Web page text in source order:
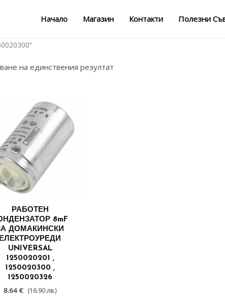
Начало Магазин Контакти Полезни
на единствения резултат
РАБОТЕН
8mF
ДОМАКИНСКИ
ЕЛЕКТРОУРЕДИ
UNIVERSAL
1250020201 ,
1250020300 ,
1250020326
8.64 € (16.90 лв.)